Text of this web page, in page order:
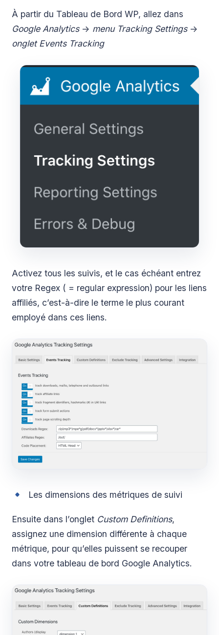
À partir du Tableau de Bord WP, allez dans
Google Analytics-> menu Tracking Settings->
onglet Events Tracking
Activez tous les suivis, et le cas échéant entrez
votre Regex ( = regular expression) pour les liens
affiliés, c’est-à-dire le terme le plus courant
employé dans ces liens.
Les dimensions des métriques de suivi
Ensuite dans l’onglet Custom Definitions,
assignez une dimension différente à chaque
métrique, pour qu’elles puissent se recouper
dans votre tableau de bord Google Analytics.